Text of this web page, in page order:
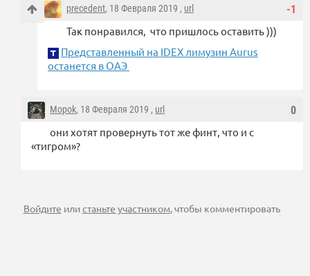
-1
precedent, 18 Февраля 2019 , url
Так понравился, что пришлось оставить )))
Представленный на IDEX лимузин Aurus
останется в ОАЭ
0
Mopok, 18 Февраля 2019 , url
они хотят провернуть тот же финт, что и с
«тигром»?
Войдите илистаньте участником , чтобы комментировать